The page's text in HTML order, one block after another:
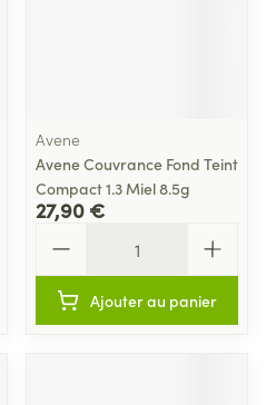
Avene
Avene Couvrance Fond Teint
Compact 1.3 Miel 8.5g
27,90 €
Ajouter au panier